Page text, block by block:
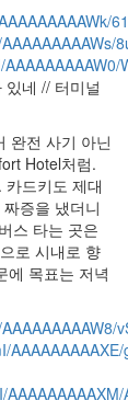
네 // 터미널
완전 사기 아닌
Hotel처럼.
드키도 제대
증을 냈더니
스 타는 곳은
로 시내로 향
에 목표는 저녁